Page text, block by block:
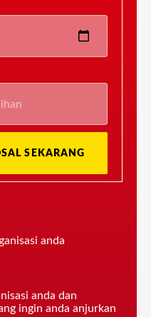
SEKARANG
anda
anda dan
ingin anda anjurkan